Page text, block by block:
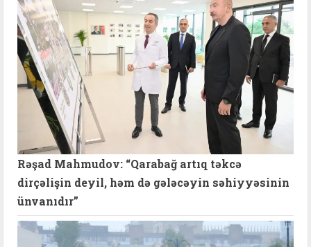
Rəşad Mahmudov: “Qarabağ artıq təkcə
dirçəlişin deyil, həm də gələcəyin səhiyyəsinin
ünvanıdır”